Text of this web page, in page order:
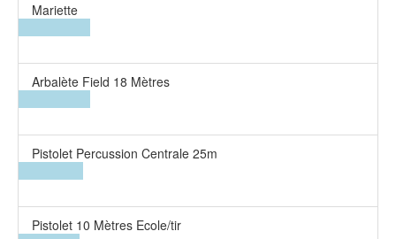
Mariette
Arbalète Field 18 Mètres
Pistolet Percussion Centrale 25m
Pistolet 10 Mètres Ecole/tir